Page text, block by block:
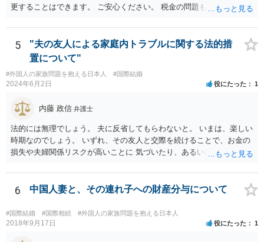
更することはできます。 ご安心ください。 税金の問題もありますの
でしょうか。）と一緒に、 お近くの弁護士に直接相談して、アドバイ
ス等を求めることをお勧めします。 ご参考にしていただければ幸いで
5
"夫の友人による家庭内トラブルに関する法的措
置について"
#外国人の家族問題を抱える日本人 #国際結婚
2024年6月2日 役にたった 1
内藤 政信 弁護士
法的には無理でしょう。 夫に反省してもらわないと。 いまは、楽しい
時期なのでしょう。 いずれ、その友人と交際を続けることで、お金の
損失や夫婦関係リスクが高いことに 気づいたり、あるいは、飽きると
6 中国人妻と、その連れ子への財産分与について
#国際結婚 #国際相続 #外国人の家族問題を抱える日本人
2018年9月17日 役にたった 1